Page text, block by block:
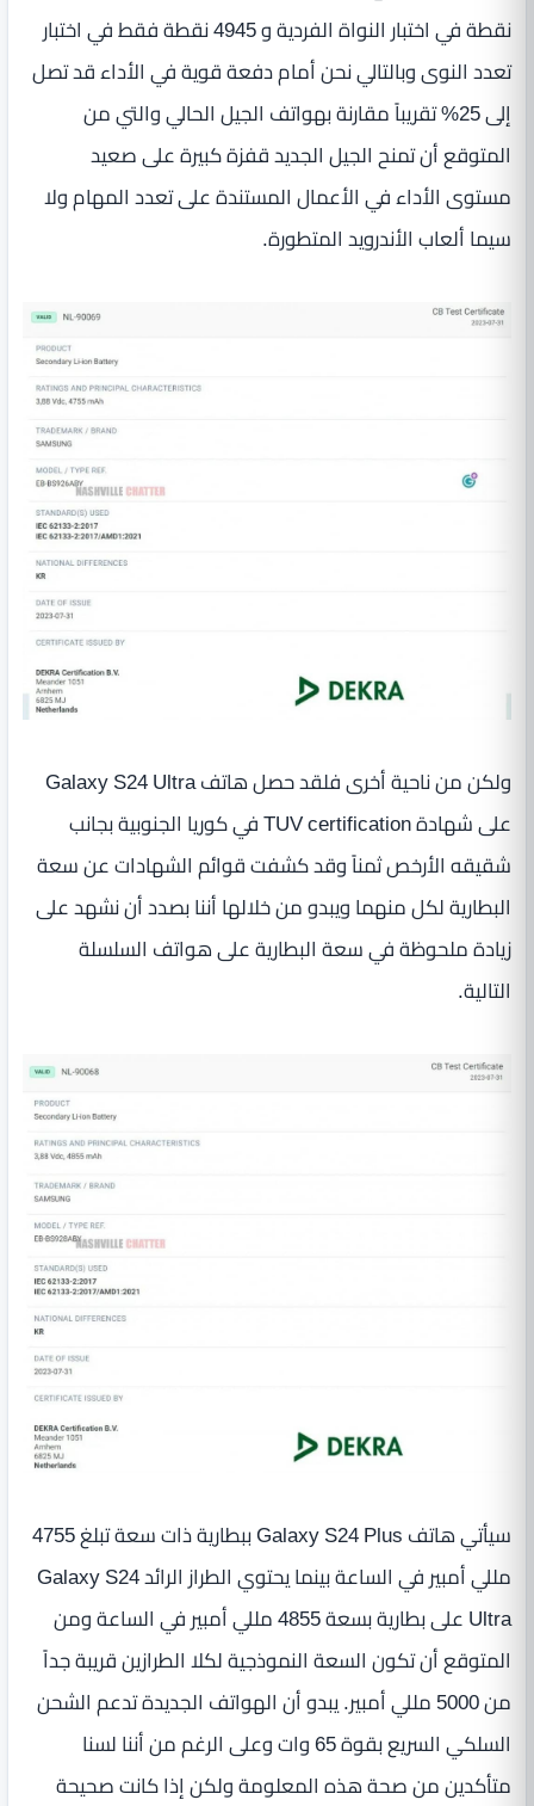
نقطة في اختبار النواة الفردية و 4945 نقطة فقط في اختبار
تعدد النوى وبالتالي نحن أمام دفعة قوية في الأداء قد تصل
إلى 25% تقريباً مقارنة بهواتف الجيل الحالي والتي من
المتوقع أن تمنح الجيل الجديد قفزة كبيرة على صعيد
مستوى الأداء في الأعمال المستندة على تعدد المهام ولا
سيما ألعاب الأندرويد المتطورة.
ولكن من ناحية أخرى فلقد حصل هاتف Galaxy S24 Ultra
على شهادة TUV certification في كوريا الجنوبية بجانب
شقيقه الأرخص ثمناً وقد كشفت قوائم الشهادات عن سعة
البطارية لكل منهما ويبدو من خلالها أننا بصدد أن نشهد على
زيادة ملحوظة في سعة البطارية على هواتف السلسلة
التالية.
سيأتي هاتف Galaxy S24 Plus ببطارية ذات سعة تبلغ 4755
مللي أمبير في الساعة بينما يحتوي الطراز الرائد Galaxy S24
Ultra على بطارية بسعة 4855 مللي أمبير في الساعة ومن
المتوقع أن تكون السعة النموذجية لكلا الطرازين قريبة جداً
من 5000 مللي أمبير. يبدو أن الهواتف الجديدة تدعم الشحن
السلكي السريع بقوة 65 وات وعلى الرغم من أننا لسنا
متأكدين من صحة هذه المعلومة ولكن إذا كانت صحيحة